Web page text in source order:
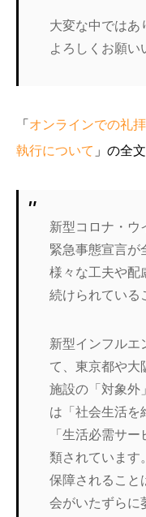
大変な中ではあ
よろしくお願い
「 オンラインでの礼
執行について 」の全
新型コロナ・ウ
緊急事態宣言が
様々な工夫や配
続けられている
新型インフルエ
て、東京都や大
施設の「対象外
は「社会生活を
「生活必需サ
類されています
保障されること
会がいたずらに